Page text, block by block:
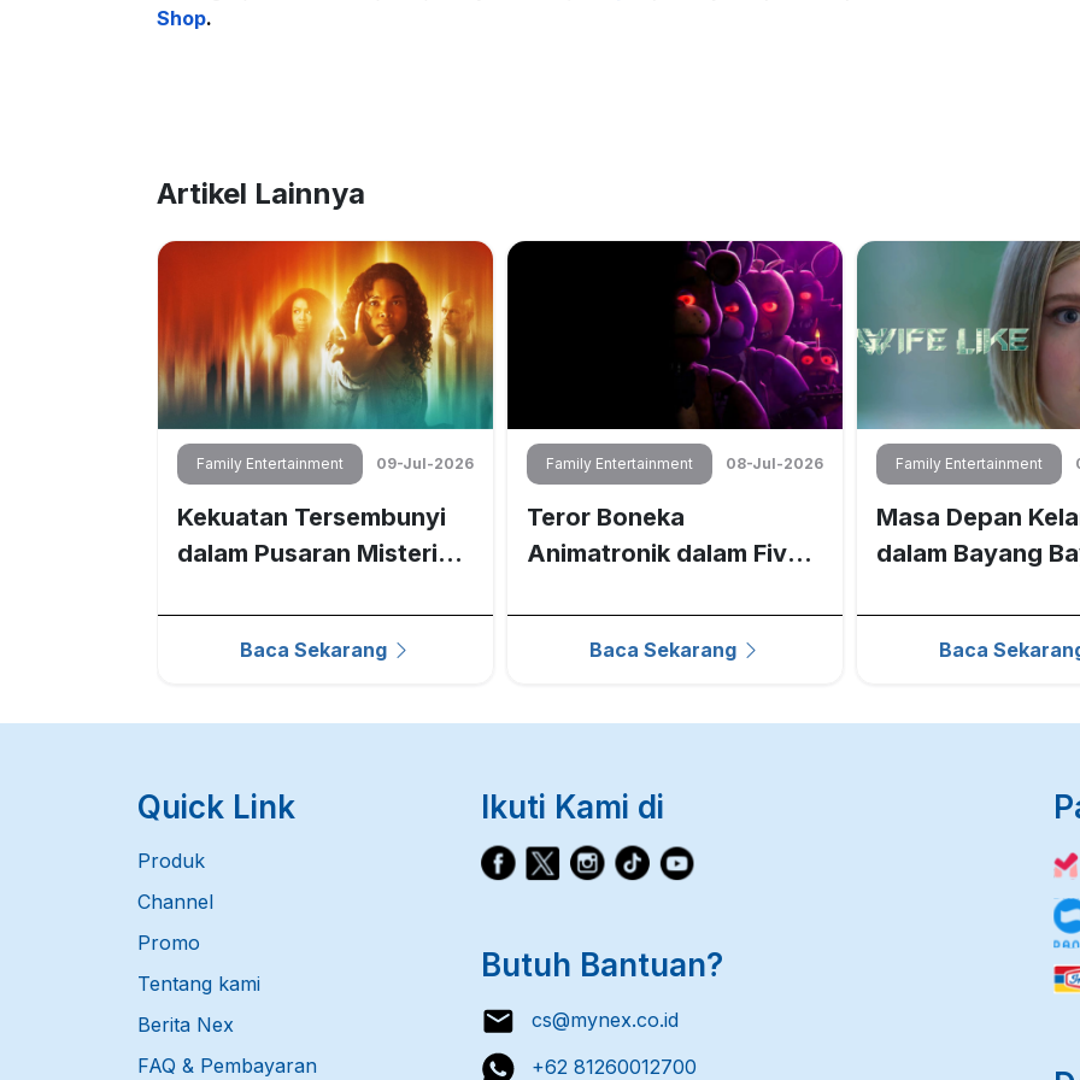
Shop.
Artikel Lainnya
Family Entertainment 09-Jul-2026
Kekuatan Tersembunyi
dalam Pusaran Misteri
Baca Sekarang
Family Entertainment 08-Jul-2026
Teror Boneka
Animatronik dalam Five
Baca Sekarang
Family Entertainment
Masa Depan
dalam Bayang
Baca
Quick Link
Produk
Channel
Promo
Tentang kami
Berita Nex
FAQ & Pembayaran
Ikuti Kami di
Butuh Bantuan?
cs@mynex.co.id
+62 81260012700